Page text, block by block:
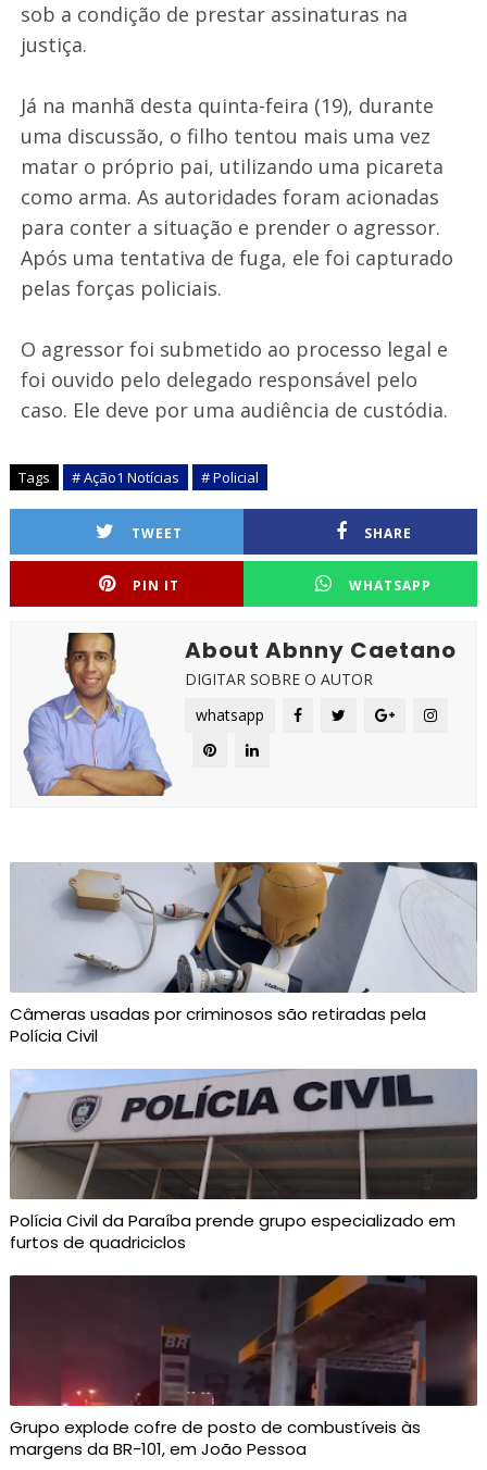
sob a condição de prestar assinaturas na
justiça.
Já na manhã desta quinta-feira (19), durante
uma discussão, o filho tentou mais uma vez
matar o próprio pai, utilizando uma picareta
como arma. As autoridades foram acionadas
para conter a situação e prender o agressor.
Após uma tentativa de fuga, ele foi capturado
pelas forças policiais.
O agressor foi submetido ao processo legal e
foi ouvido pelo delegado responsável pelo
caso. Ele deve por uma audiência de custódia.
Tags # Ação1 Notícias # Policial
TWEET SHARE
PIN IT WHATSAPP
About Abnny Caetano
DIGITAR SOBRE O AUTOR
whatsapp
Câmeras usadas por criminosos são retiradas pela
Polícia Civil
Polícia Civil da Paraíba prende grupo especializado em
furtos de quadriciclos
Grupo explode cofre de posto de combustíveis às
margens da BR-101, em João Pessoa